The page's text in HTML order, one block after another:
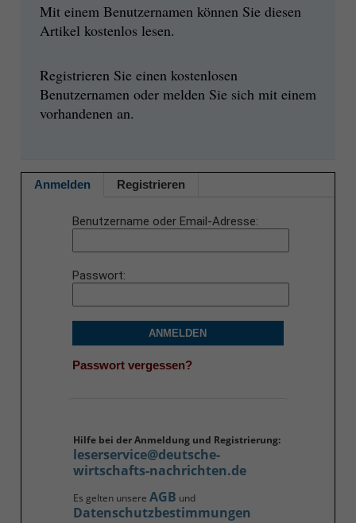
Mit einem Benutzernamen können Sie diesen
Artikel kostenlos lesen.
Registrieren Sie einen kostenlosen
Benutzernamen oder melden Sie sich mit einem
vorhandenen an.
Anmelden Registrieren
Benutzername oder Email-Adresse
Passwort
ANMELDEN
Passwort vergessen?
Hilfe bei der Anmeldung und Registrierung:
leserservice@deutsche-
wirtschafts-nachrichten.de
Es gelten unsere AGB und
Datenschutzbestimmungen